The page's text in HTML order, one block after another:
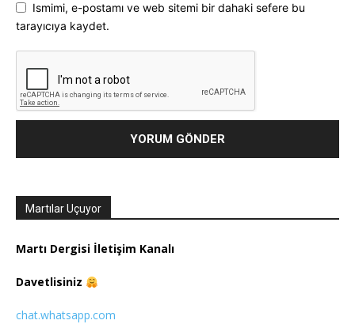
Ismimi, e-postamı ve web sitemi bir dahaki sefere bu
tarayıcıya kaydet.
Martılar Uçuyor
Martı Dergisi İletişim Kanalı
Davetlisiniz
chat.whatsapp.com